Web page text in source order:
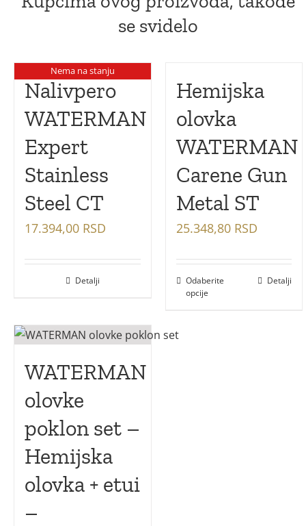
se svidelo
Nema na stanju
Nalivpero
WATERMAN
Expert
Stainless
Steel CT
17.394,00 RSD
Detalji
Hemijska
olovka
WATERMAN
Carene Gun
Metal ST
25.348,80 RSD
Odaberite
opcije
Detalji
WATERMAN
olovke
poklon set –
Hemijska
olovka + etui
–